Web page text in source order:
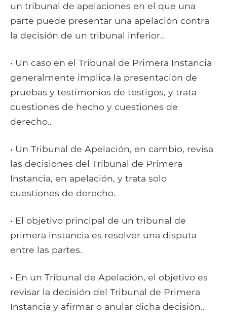
un tribunal de apelaciones en el que una
parte puede presentar una apelación contra
la decisión de un tribunal inferior..
• Un caso en el Tribunal de Primera Instancia
generalmente implica la presentación de
pruebas y testimonios de testigos, y trata
cuestiones de hecho y cuestiones de
derecho..
• Un Tribunal de Apelación, en cambio, revisa
las decisiones del Tribunal de Primera
Instancia, en apelación, y trata solo
cuestiones de derecho.
• El objetivo principal de un tribunal de
primera instancia es resolver una disputa
entre las partes.
• En un Tribunal de Apelación, el objetivo es
revisar la decisión del Tribunal de Primera
Instancia y afirmar o anular dicha decisión..